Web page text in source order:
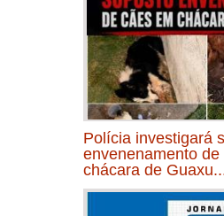
Polícia investigará
envenenamento de
chácara de